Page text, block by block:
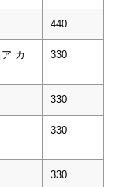
440
カ
330
330
330
330